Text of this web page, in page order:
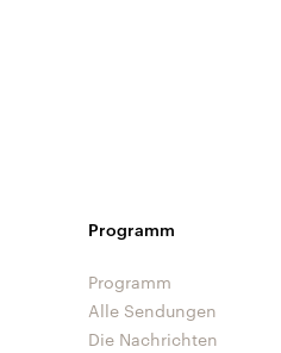
Programm
Programm
Alle Sendungen
Die Nachrichten